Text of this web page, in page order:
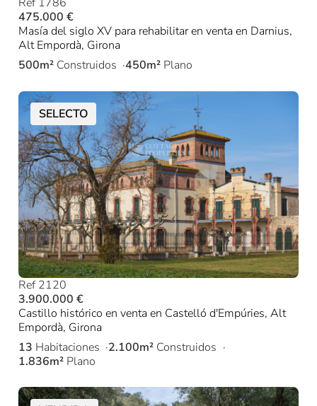
475.000 €
Masía del siglo XV para rehabilitar en venta en Darnius,
Alt Empordà, Girona
500m² Construidos 450m² Plano
SELECTO
Ref 2120
3.900.000 €
Castillo histórico en venta en Castelló d'Empúries, Alt
Empordà, Girona
13 Habitaciones 2.100m² Construidos
1.836m² Plano